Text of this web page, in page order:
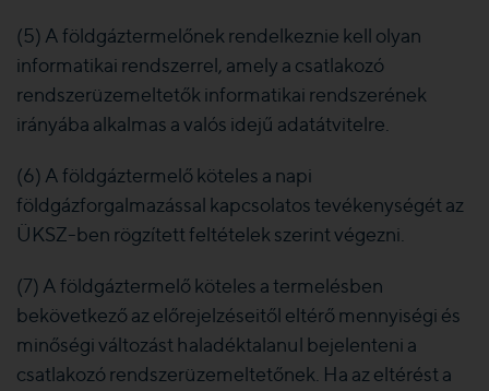
(5) A földgáztermelőnek rendelkeznie kell olyan
informatikai rendszerrel, amely a csatlakozó
rendszerüzemeltetők informatikai rendszerének
irányába alkalmas a valós idejű adatátvitelre.
(6) A földgáztermelő köteles a napi
földgázforgalmazással kapcsolatos tevékenységét az
ÜKSZ-ben rögzített feltételek szerint végezni.
(7) A földgáztermelő köteles a termelésben
bekövetkező az előrejelzéseitől eltérő mennyiségi és
minőségi változást haladéktalanul bejelenteni a
csatlakozó rendszerüzemeltetőnek. Ha az eltérést a